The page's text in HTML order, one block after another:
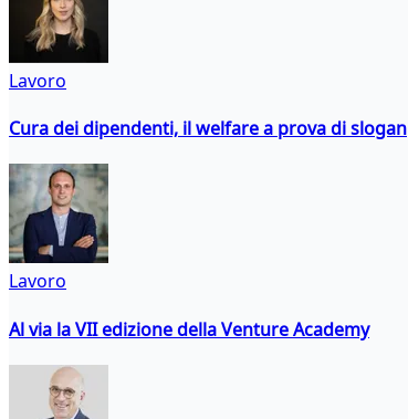
Lavoro
Cura dei dipendenti, il welfare a prova di slogan
Lavoro
Al via la VII edizione della Venture Academy